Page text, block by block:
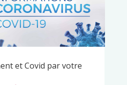
et Covid par votre